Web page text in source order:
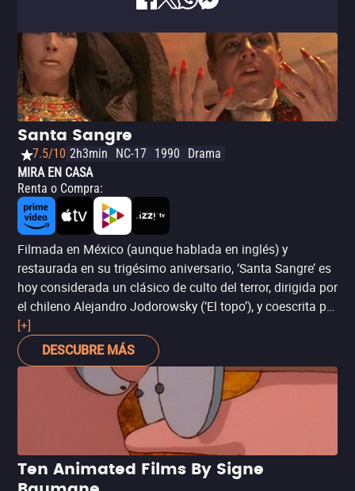
Santa Sangre
7.5/10 2h3min NC-17 1990
Drama
MIRA EN CASA
Renta o Compra:
Filmada en México (aunque hablada en inglés) y
restaurada en su trigésimo aniversario, ‘Santa Sangre’ es
hoy considerada un clásico de culto del terror, dirigida por
el chileno Alejandro Jodorowsky (‘El topo’), y coescrita por
él junto con Claudio Argento (productor de ‘Suspiria’, de
Dario Argento) y Roberto Leoni (‘Un hombre para
respetar’). Cargada de un profundo simbolismo que por
años ha inspirado un sinfín de análisis psicológicos y
filosóficos, esta es la clase de película que genera un
ávido grupo de fans o provoca un rotundo rechazo por su
estética, una inusual mezcla entre la psicodelia, el
surrealismo, y lo extraño, algo como ‘El gabinete del
doctor Caligari’ por vía de ‘Fenómenos’ (‘Freaks’) de Tod
[+]
DESCUBRE MÁS
Ten Animated Films By Signe